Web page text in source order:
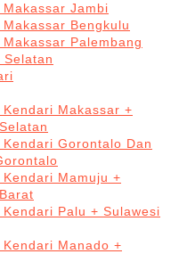
Makassar Jambi
Bengkulu
Palembang
Selatan
Kendari Makassar +
Kendari Gorontalo Dan
Kendari Mamuju +
Kendari Palu + Sulawesi
Kendari Manado +